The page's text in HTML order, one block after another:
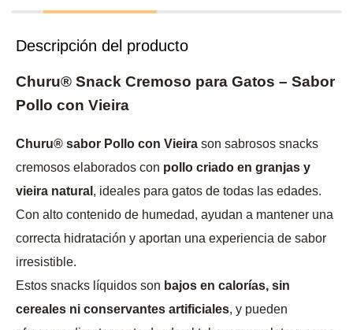
Descripción del producto
Churu® Snack Cremoso para Gatos – Sabor
Pollo con Vieira
Churu® sabor Pollo con Vieira son sabrosos snacks
cremosos elaborados con pollo criado en granjas y
vieira natural , ideales para gatos de todas las edades.
Con alto contenido de humedad, ayudan a mantener una
correcta hidratación y aportan una experiencia de sabor
irresistible.
Estos snacks líquidos son bajos en calorías, sin
cereales ni conservantes artificiales, y pueden